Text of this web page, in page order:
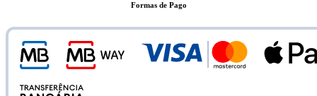
Formas de Pago